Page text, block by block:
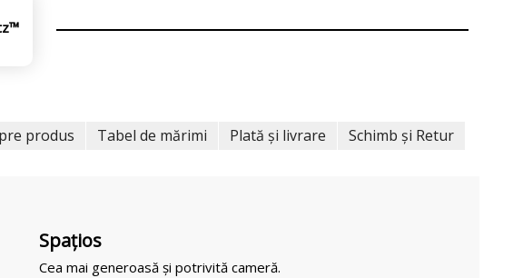
produs Tabel de mărimi Plată și livrare
Schimb și Retur
Spaţios
Cea mai generoasă și potrivită cameră.